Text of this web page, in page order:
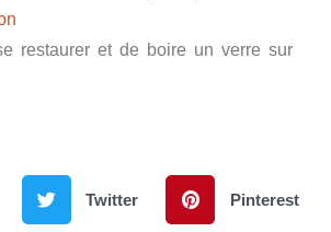
restaurer et de boire un verre sur
Twitter Pinterest